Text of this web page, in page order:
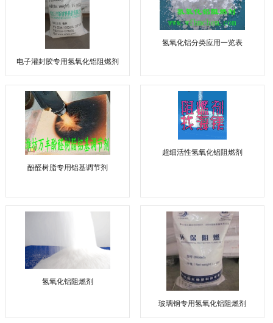
电子灌封胶专用氢氧化铝阻燃剂
氢氧化铝分类应用一览表
酚醛树脂专用铝基调节剂
超细活性氢氧化铝阻燃剂
氢氧化铝阻燃剂
玻璃钢专用氢氧化铝阻燃剂